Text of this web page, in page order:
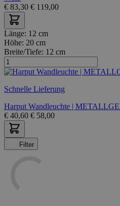
€ 83,30 € 119,00
Länge: 12 cm
Höhe: 20 cm
Breite/Tiefe: 12 cm
Schnelle Lieferung
Harput Wandleuchte |
€ 40,60 € 58,00
Filter